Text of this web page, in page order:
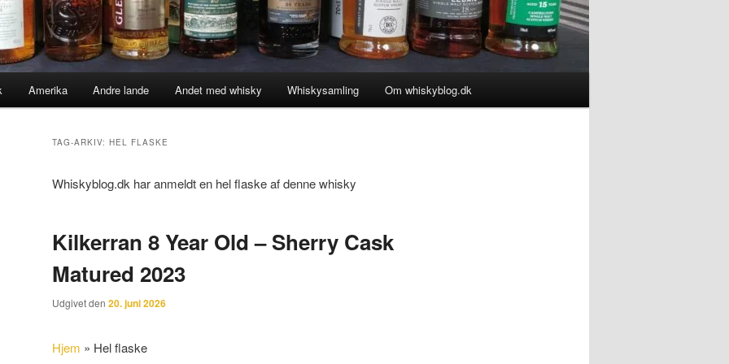
Amerika Andre lande Andet med whisky Whiskysamling Om whiskyblog.dk
TAG-ARKIV: HEL FLASKE
Whiskyblog.dk har anmeldt en hel flaske af denne whisky
Kilkerran 8 Year Old – Sherry Cask
Matured 2023
Udgivet den 20. juni 2026
Hjem » Hel flaske